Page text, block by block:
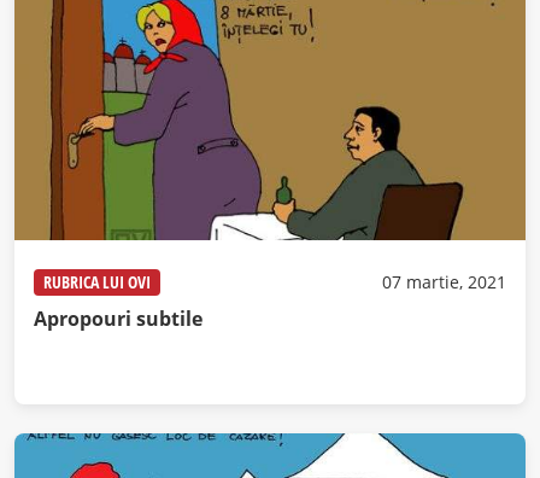
RUBRICA LUI OVI 07 martie, 2021
Apropouri subtile